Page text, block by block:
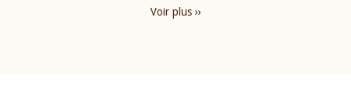
Voir plus ››